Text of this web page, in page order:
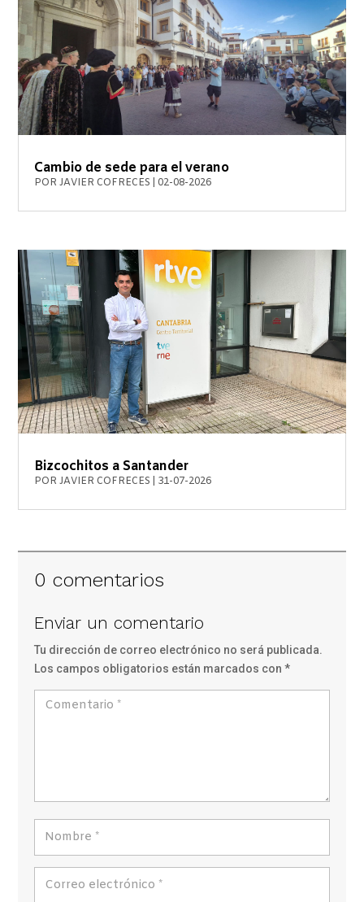
Cambio de sede para el verano
PORJAVIER COFRECES 02-08-2026
Bizcochitos a Santander
PORJAVIER COFRECES 31-07-2026
0 comentarios
Enviar un comentario
Tu dirección de correo electrónico no será publicada.
Los campos obligatorios están marcados con*